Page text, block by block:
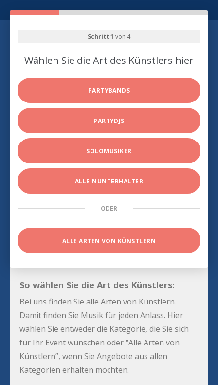
Schritt 1 von 4
Wählen Sie die Art des Künstlers hier
PARTYBANDS
PARTYDJS
SOLOMUSIKER
ALLEINUNTERHALTER
ODER
ALLE ARTEN VON KÜNSTLERN
So wählen Sie die Art des Künstlers:
Bei uns finden Sie alle Arten von Künstlern.
Damit finden Sie Musik für jeden Anlass. Hier
wählen Sie entweder die Kategorie, die Sie sich
für Ihr Event wünschen oder “Alle Arten von
Künstlern”, wenn Sie Angebote aus allen
Kategorien erhalten möchten.